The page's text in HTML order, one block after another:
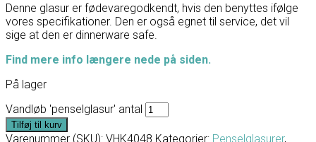
Denne glasur er fødevaregodkendt, hvis den benyttes ifølge
vores specifikationer. Den er også egnet til service, det vil
sige at den er dinnerware safe.
Find mere info længere nede på siden.
På lager
Vandløb 'penselglasur' antal
Tilføj til kurv
Varenummer (SKU): VHK4048 Kategorier: Penselglasurer,